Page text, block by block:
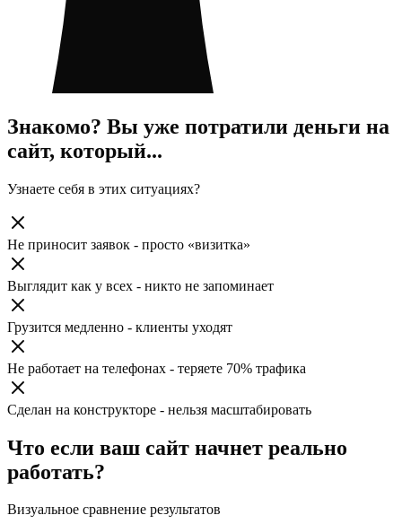
Знакомо? Вы уже потратили деньги на
сайт, который...
Узнаете себя в этих ситуациях?
Не приносит заявок - просто «визитка»
Выглядит как у всех - никто не запоминает
Грузится медленно - клиенты уходят
Не работает на телефонах - теряете 70% трафика
Сделан на конструкторе - нельзя масштабировать
Что если ваш сайт начнет реально
работать?
Визуальное сравнение результатов